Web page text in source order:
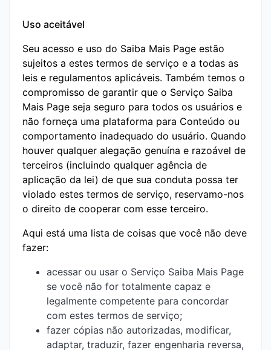
Uso aceitável
Seu acesso e uso do Saiba Mais Page estão
sujeitos a estes termos de serviço e a todas as
leis e regulamentos aplicáveis. Também temos o
compromisso de garantir que o Serviço Saiba
Mais Page seja seguro para todos os usuários e
não forneça uma plataforma para Conteúdo ou
comportamento inadequado do usuário. Quando
houver qualquer alegação genuína e razoável de
terceiros (incluindo qualquer agência de
aplicação da lei) de que sua conduta possa ter
violado estes termos de serviço, reservamo-nos
o direito de cooperar com esse terceiro.
Aqui está uma lista de coisas que você não deve
fazer:
acessar ou usar o Serviço Saiba Mais Page
se você não for totalmente capaz e
legalmente competente para concordar
com estes termos de serviço;
fazer cópias não autorizadas, modificar,
adaptar, traduzir, fazer engenharia reversa,